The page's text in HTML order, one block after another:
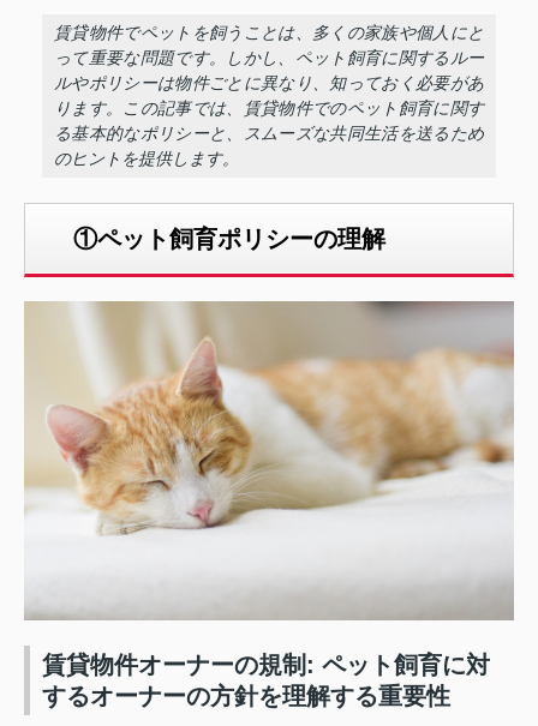
賃貸物件でペットを飼うことは、多くの家族や個人にと
って重要な問題です。しかし、ペット飼育に関するルー
ルやポリシーは物件ごとに異なり、知っておく必要があ
ります。この記事では、賃貸物件でのペット飼育に関す
る基本的なポリシーと、スムーズな共同生活を送るため
のヒントを提供します。
①ペット飼育ポリシーの理解
賃貸物件オーナーの規制: ペット飼育に対
するオーナーの方針を理解する重要性